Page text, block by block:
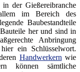
der Gießereibranche
im Bereich des
Baubestandteile
her und sind in
Anbringung
ein Schlüsselwort.
Handwerkern wie
können sämtliche